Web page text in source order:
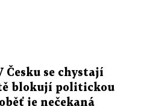
Česku se chystají
blokují politickou
je nečekaná